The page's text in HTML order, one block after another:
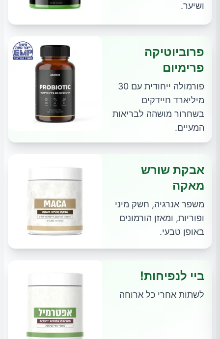
ושיער.
פרוביוטיקה
פרימיום
פורמולה ייחודית עם 30
מיליארד חיידקים
בשחרור מושהה לבריאות
המעיים.
אבקת שורש
מאקה
משפר אנרגיה, חשק מיני
ופוריות, ומאזן הורמונים
באופן טבעי.
ביי לנפיחות!
לשתות אחרי כל ארוחה